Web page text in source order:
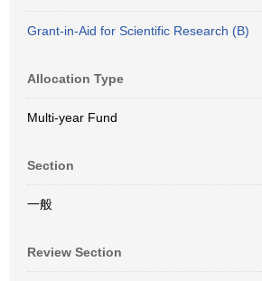
Grant-in-Aid for Scientific Research (B)
Allocation Type
Multi-year Fund
Section
一般
Review Section